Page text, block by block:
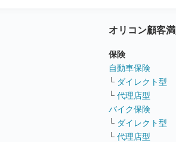
オリコン顧客
保険
自動車保険
└ ダイレクト型
└ 代理店型
バイク保険
└ ダイレクト型
└ 代理店型